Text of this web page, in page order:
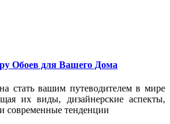
Обоев для Вашего Дома
стать вашим путеводителем в мире
их виды, дизайнерские аспекты,
современные тенденции